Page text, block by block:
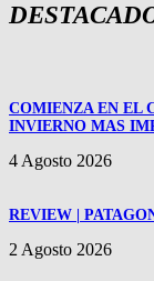
COMIENZA EN EL
INVIERNO MAS
4 Agosto 2026
REVIEW |
2 Agosto 2026